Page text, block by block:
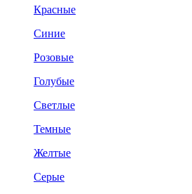
Красные
Синие
Розовые
Голубые
Светлые
Темные
Желтые
Серые